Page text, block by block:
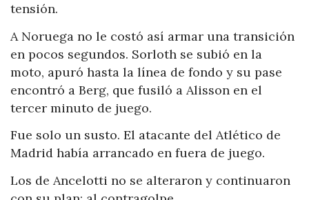
tensión.
A Noruega no le costó así armar una transición
en pocos segundos. Sorloth se subió en la
moto, apuró hasta la línea de fondo y su pase
encontró a Berg, que fusiló a Alisson en el
tercer minuto de juego.
Fue solo un susto. El atacante del Atlético de
Madrid había arrancado en fuera de juego.
Los de Ancelotti no se alteraron y continuaron